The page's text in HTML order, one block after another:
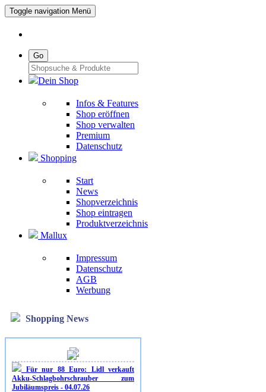
Toggle navigation Menü
Go
Dein Shop
Infos & Features
Shop eröffnen
Shop verwalten
Premium
Datenschutz
Shopping
Start
News
Shopverzeichnis
Shop eintragen
Produktverzeichnis
Mallux
Impressum
Datenschutz
AGB
Werbung
Shopping News
Für nur 88 Euro: Lidl verkauft
Akku-Schlagbohrschrauber zum
Jubiläumspreis - 04.07.26